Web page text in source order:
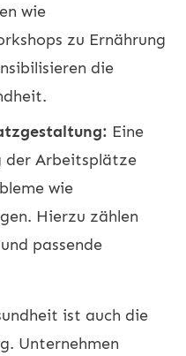
wie
zu Ernährung
die
Eine
der Arbeitsplätze
wie
Hierzu zählen
passende
ist auch die
Unternehmen